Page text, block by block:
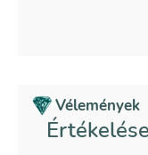
Vélemények